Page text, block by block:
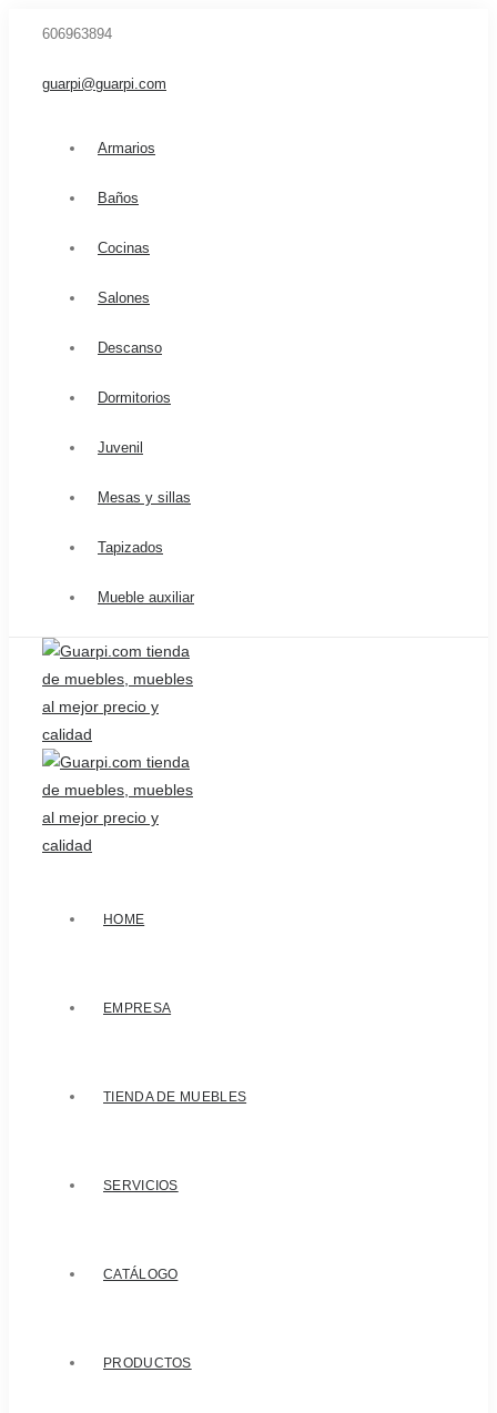
606963894
guarpi@guarpi.com
Armarios
Baños
Cocinas
Salones
Descanso
Dormitorios
Juvenil
Mesas y sillas
Tapizados
Mueble auxiliar
HOME
EMPRESA
TIENDA DE MUEBLES
SERVICIOS
CATÁLOGO
PRODUCTOS